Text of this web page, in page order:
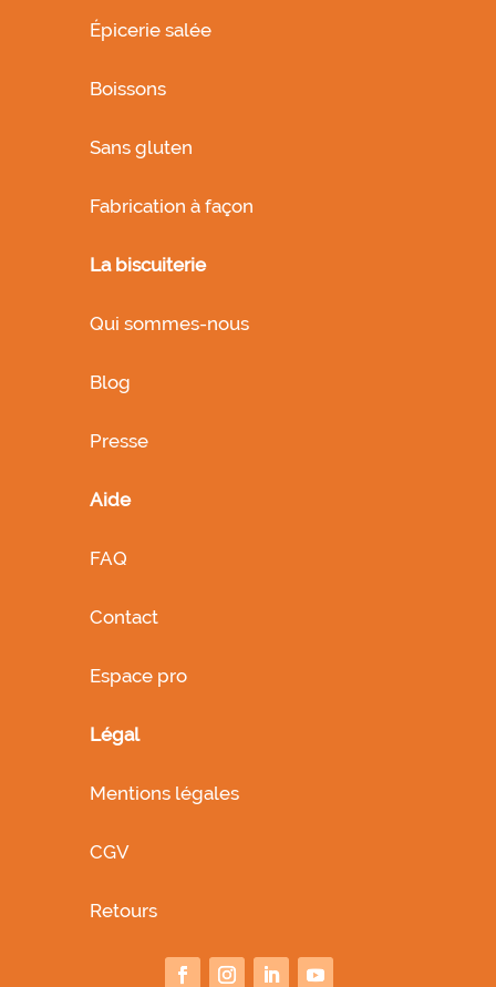
Épicerie salée
Boissons
Sans gluten
Fabrication à façon
La biscuiterie
Qui sommes-nous
Blog
Presse
Aide
FAQ
Contact
Espace pro
Légal
Mentions légales
CGV
Retours